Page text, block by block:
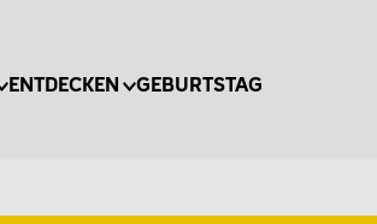
ENTDECKEN GEBURTSTAG